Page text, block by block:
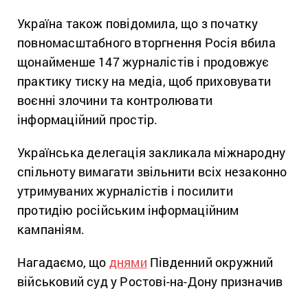
Україна також повідомила, що з початку
повномасштабного вторгнення Росія вбила
щонайменше 147 журналістів і продовжує
практику тиску на медіа, щоб приховувати
воєнні злочини та контролювати
інформаційний простір.
Українська делегація закликала міжнародну
спільноту вимагати звільнити всіх незаконно
утримуваних журналістів і посилити
протидію російським інформаційним
кампаніям.
Нагадаємо, що днями Південний окружний
військовий суд у Ростові-на-Дону призначив